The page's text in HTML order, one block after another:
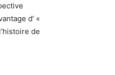
d’ «
de